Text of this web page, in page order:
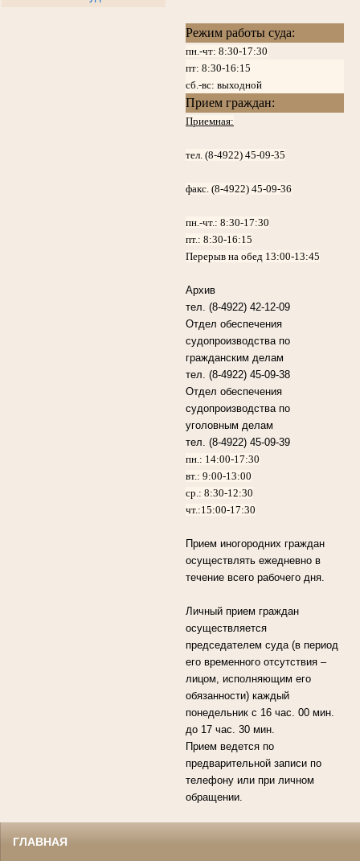
Режим работы суда:
пн.-чт: 8:30-17:30
пт: 8:30-16:15
сб.-вс: выходной
Прием граждан:
Приемная:
тел. (8-4922) 45-09-35
факс. (8-4922) 45-09-36
пн.-чт.:8:30-17:30
пт.:8:30-16:15
Перерыв на обед 13:00-13:45
Архив
тел. (8-4922) 42-12-09
Отдел обеспечения
судопроизводства по
гражданским делам
тел. (8-4922) 45-09-38
Отдел обеспечения
судопроизводства по
уголовным делам
тел. (8-4922) 45-09-39
пн.: 14:00-17:30
вт.: 9:00-13:00
ср.: 8:30-12:30
чт.:15:00-17:30
Прием иногородних граждан
осуществлять ежедневно в
течение всего рабочего дня.
Личный прием граждан
осуществляется
председателем суда (в период
его временного отсутствия –
лицом, исполняющим его
обязанности) каждый
понедельник с 16 час. 00 мин.
до 17 час. 30 мин.
Прием ведется по
предварительной записи по
телефону или при личном
обращении.
ГЛАВНАЯ